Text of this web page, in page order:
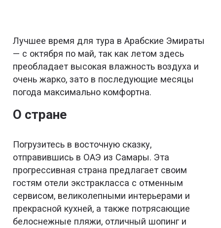
Лучшее время для тура в Арабские Эмираты
— с октября по май, так как летом здесь
преобладает высокая влажность воздуха и
очень жарко, зато в последующие месяцы
погода максимально комфортна.
О стране
Погрузитесь в восточную сказку,
отправившись в ОАЭ из Самары. Эта
прогрессивная страна предлагает своим
гостям отели экстракласса с отменным
сервисом, великолепными интерьерами и
прекрасной кухней, а также потрясающие
белоснежные пляжи, отличный шопинг и